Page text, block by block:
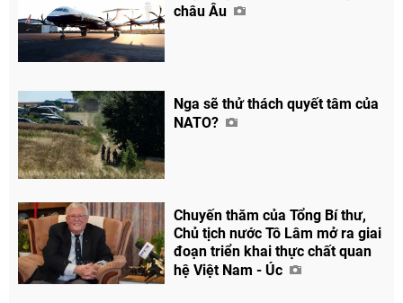
châu Âu
Nga sẽ thử thách quyết tâm của
NATO?
Chuyến thăm của Tổng Bí thư,
Chủ tịch nước Tô Lâm mở ra giai
đoạn triển khai thực chất quan
hệ Việt Nam - Úc